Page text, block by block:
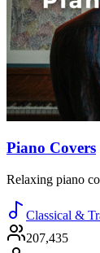
Piano Covers
Relaxing piano
Classical &
207,435